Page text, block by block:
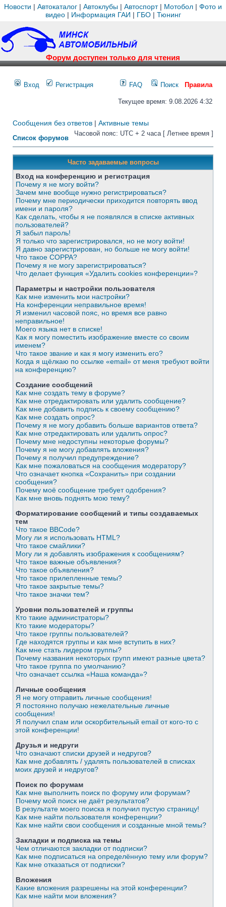
Новости | Автокаталог | Автоклубы | Автоспорт| Мотобол | Фото и
видео| Информация ГАИ | ГБО| Тюнинг
Форум доступен только для чтения
Вход Регистрация FAQ Поиск Правила
Текущее время: 9.08.2026 4:32
Сообщения без ответов | Активные темы
Список форумов
Часовой пояс: UTC + 2 часа [ Летнее время ]
Часто задаваемые вопросы
Вход на конференцию и регистрация
Почему я не могу войти?
Зачем мне вообще нужно регистрироваться?
Почему мне периодически приходится повторять ввод
имени и пароля?
Как сделать, чтобы я не появлялся в списке активных
пользователей?
Я забыл пароль!
Я только что зарегистрировался, но не могу войти!
Я давно зарегистрирован, но больше не могу войти!
Что такое COPPA?
Почему я не могу зарегистрироваться?
Что делает функция «Удалить cookies конференции»?
Параметры и настройки пользователя
Как мне изменить мои настройки?
На конференции неправильное время!
Я изменил часовой пояс, но время все равно
неправильное!
Моего языка нет в списке!
Как я могу поместить изображение вместе со своим
именем?
Что такое звание и как я могу изменить его?
Когда я щёлкаю по ссылке «email» от меня требуют войти
на конференцию?
Создание сообщений
Как мне создать тему в форуме?
Как мне отредактировать или удалить сообщение?
Как мне добавить подпись к своему сообщению?
Как мне создать опрос?
Почему я не могу добавить больше вариантов ответа?
Как мне отредактировать или удалить опрос?
Почему мне недоступны некоторые форумы?
Почему я не могу добавлять вложения?
Почему я получил предупреждение?
Как мне пожаловаться на сообщения модератору?
Что означает кнопка «Сохранить» при создании
сообщения?
Почему моё сообщение требует одобрения?
Как мне вновь поднять мою тему?
Форматирование сообщений и типы создаваемых
тем
Что такое BBCode?
Могу ли я использовать HTML?
Что такое смайлики?
Могу ли я добавлять изображения к сообщениям?
Что такое важные объявления?
Что такое объявления?
Что такое прилепленные темы?
Что такое закрытые темы?
Что такое значки тем?
Уровни пользователей и группы
Кто такие администраторы?
Кто такие модераторы?
Что такое группы пользователей?
Где находятся группы и как мне вступить в них?
Как мне стать лидером группы?
Почему названия некоторых групп имеют разные цвета?
Что такое группа по умолчанию?
Что означает ссылка «Наша команда»?
Личные сообщения
Я не могу отправить личные сообщения!
Я постоянно получаю нежелательные личные
сообщения!
Я получил спам или оскорбительный email от кого-то с
этой конференции!
Друзья и недруги
Что означают списки друзей и недругов?
Как мне добавлять / удалять пользователей в списках
моих друзей и недругов?
Поиск по форумам
Как мне выполнить поиск по форуму или форумам?
Почему мой поиск не даёт результатов?
В результате моего поиска я получил пустую страницу!
Как мне найти пользователя конференции?
Как мне найти свои сообщения и созданные мной темы?
Закладки и подписка на темы
Чем отличаются закладки от подписки?
Как мне подписаться на определённую тему или форум?
Как мне отказаться от подписки?
Вложения
Какие вложения разрешены на этой конференции?
Как мне найти мои вложения?